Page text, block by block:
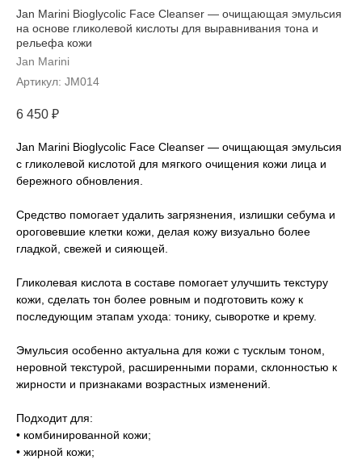
Jan Marini Bioglycolic Face Cleanser — очищающая эмульсия
на основе гликолевой кислоты для выравнивания тона и
рельефа кожи
Jan Marini
Артикул: JM014
6 450 ₽
Jan Marini Bioglycolic Face Cleanser — очищающая эмульсия
с гликолевой кислотой для мягкого очищения кожи лица и
бережного обновления.
Средство помогает удалить загрязнения, излишки себума и
ороговевшие клетки кожи, делая кожу визуально более
гладкой, свежей и сияющей.
Гликолевая кислота в составе помогает улучшить текстуру
кожи, сделать тон более ровным и подготовить кожу к
последующим этапам ухода: тонику, сыворотке и крему.
Эмульсия особенно актуальна для кожи с тусклым тоном,
неровной текстурой, расширенными порами, склонностью к
жирности и признаками возрастных изменений.
Подходит для:
• комбинированной кожи;
• жирной кожи;